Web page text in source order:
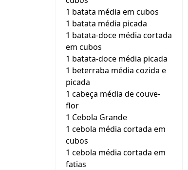
1 batata média em cubos
1 batata média picada
1 batata-doce média cortada
em cubos
1 batata-doce média picada
1 beterraba média cozida e
picada
1 cabeça média de couve-
flor
1 Cebola Grande
1 cebola média cortada em
cubos
1 cebola média cortada em
fatias